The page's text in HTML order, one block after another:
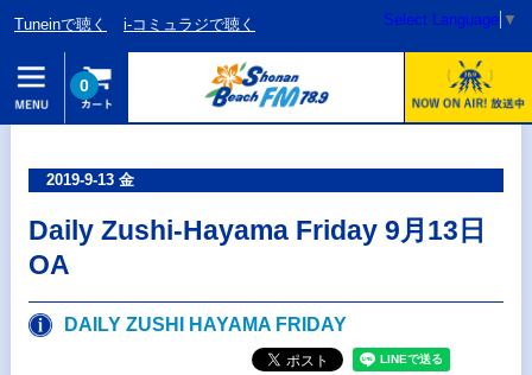
Tuneinで聴く i-コミュラジで聴く Select Language ▼
0
2019-9-13 金
Daily Zushi-Hayama Friday 9月13日
OA
DAILY ZUSHI HAYAMA FRIDAY